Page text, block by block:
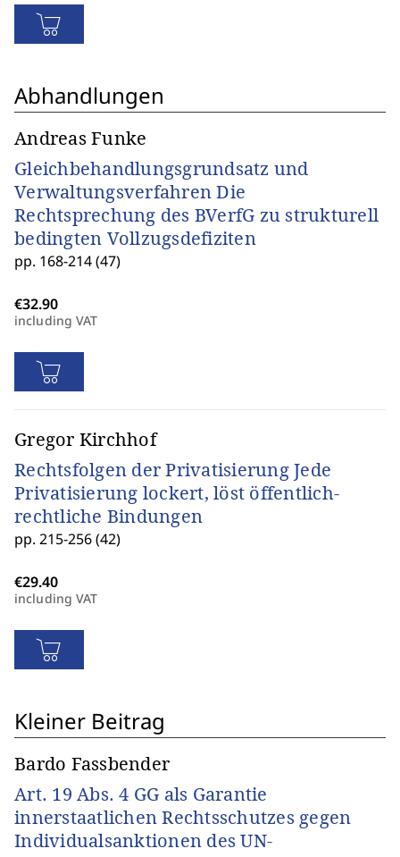
Abhandlungen
Andreas Funke
Gleichbehandlungsgrundsatz und
Verwaltungsverfahren Die
Rechtsprechung des BVerfG zu strukturell
bedingten Vollzugsdefiziten
pp. 168-214 (47)
including VAT
Gregor Kirchhof
Rechtsfolgen der Privatisierung Jede
Privatisierung lockert, löst öffentlich-
rechtliche Bindungen
pp. 215-256 (42)
including VAT
Kleiner Beitrag
Bardo Fassbender
Art. 19 Abs. 4 GG als Garantie
innerstaatlichen Rechtsschutzes gegen
Individualsanktionen des UN-